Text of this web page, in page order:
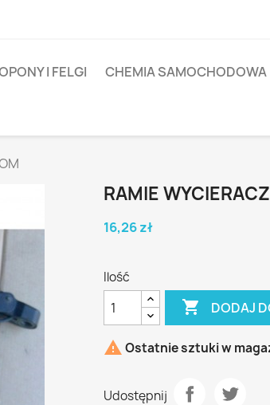
I FELGI CHEMIA SAMOCHODOWA
RAMIE
16,26 zł
Ilość
 DODAJ
 Ostatnie sztuki w
Udostępnij